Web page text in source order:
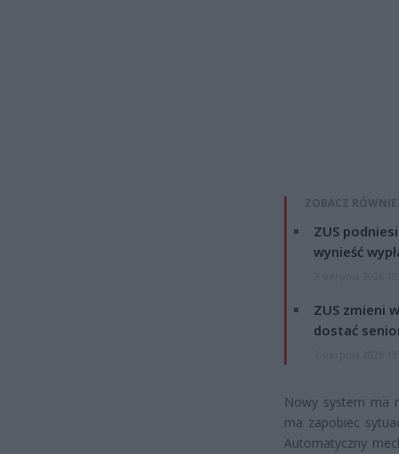
ZOBACZ
ZUS
wynieść
ZUS zmieni
dostać
Nowy system ma
ma zapobiec
Automatyczny